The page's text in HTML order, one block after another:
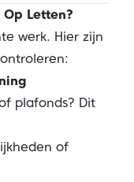
Letten?
werk. Hier zijn
plafonds? Dit
of